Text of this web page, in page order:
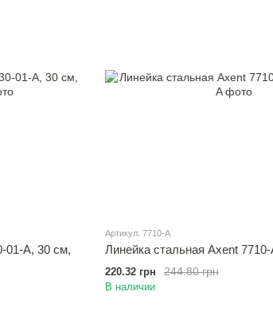
01-A, 30 см,
Артикул: 7710-A
Линейка стальная Axent
244.80 грн
220.32 грн
В наличии